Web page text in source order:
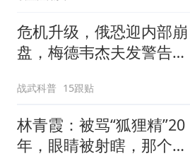
危机升级，俄恐迎内部崩
盘，梅德韦杰夫发警告，
战武科普 15跟贴
林青霞：被骂“狐狸精”20
年，眼睛被射瞎，那个男